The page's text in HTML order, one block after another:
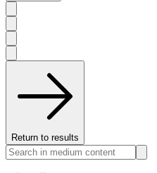
Return to results